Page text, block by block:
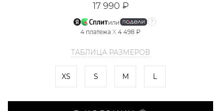
17 990 ₽
или
4 платежа X 4 498 ₽
ТАБЛИЦА РАЗМЕРОВ
XS S M L